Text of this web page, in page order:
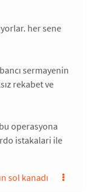
her sene
sermayenin
rekabet ve
operasyona
istakalari ile
sol kanadı